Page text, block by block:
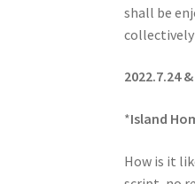
shall be
collectively
2022.7.24
*Island
How is it